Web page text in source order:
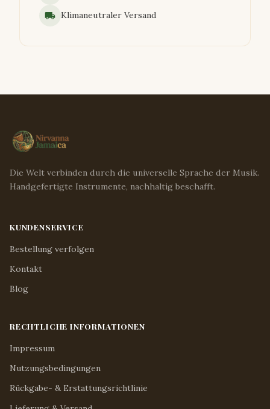
Klimaneutraler Versand
Die Welt verbinden durch die universelle Sprache der Musik.
Handgefertigte Instrumente, nachhaltig beschafft.
KUNDENSERVICE
Bestellung verfolgen
Kontakt
Blog
RECHTLICHE INFORMATIONEN
Impressum
Nutzungsbedingungen
Rückgabe- & Erstattungsrichtlinie